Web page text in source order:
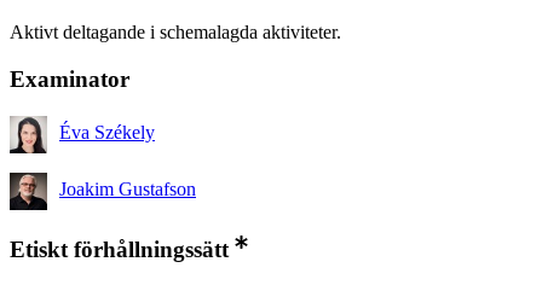
Aktivt deltagande i schemalagda aktiviteter.
Examinator
Éva Székely
Joakim Gustafson
Etiskt förhållningssätt